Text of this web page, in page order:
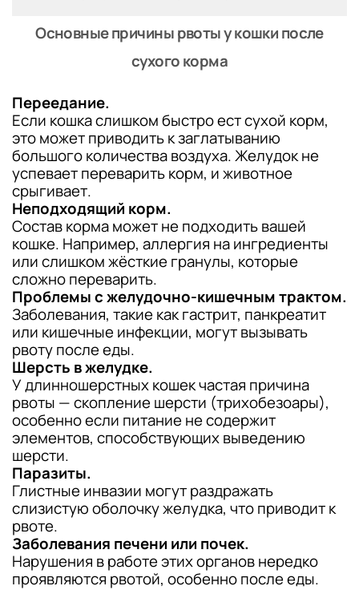
Основные причины рвоты у кошки после
сухого корма
Переедание.
Если кошка слишком быстро ест сухой корм,
это может приводить к заглатыванию
большого количества воздуха. Желудок не
успевает переварить корм, и животное
срыгивает.
Неподходящий корм.
Состав корма может не подходить вашей
кошке. Например, аллергия на ингредиенты
или слишком жёсткие гранулы, которые
сложно переварить.
Проблемы с желудочно-кишечным трактом.
Заболевания, такие как гастрит, панкреатит
или кишечные инфекции, могут вызывать
рвоту после еды.
Шерсть в желудке.
У длинношерстных кошек частая причина
рвоты — скопление шерсти (трихобезоары),
особенно если питание не содержит
элементов, способствующих выведению
шерсти.
Паразиты.
Глистные инвазии могут раздражать
слизистую оболочку желудка, что приводит к
рвоте.
Заболевания печени или почек.
Нарушения в работе этих органов нередко
проявляются рвотой, особенно после еды.